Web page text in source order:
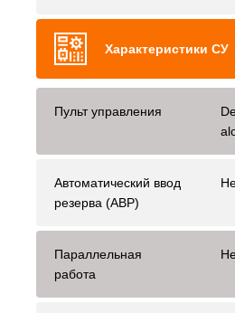
Характеристики СУ
Пульт управления
Автоматический ввод
резерва (АВР)
Параллельная
работа